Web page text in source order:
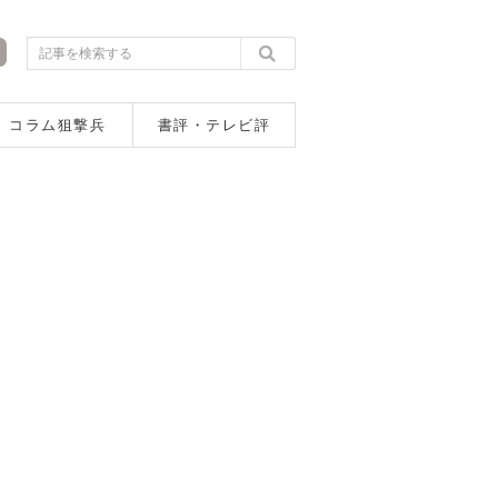
コラム狙撃兵 書評・テレビ評